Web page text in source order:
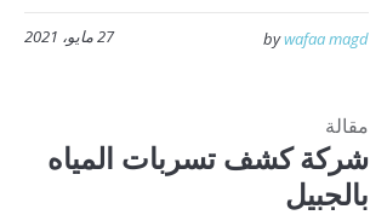
27 مايو، 2021 bywafaa magd
مقالة
شركة كشف تسربات المياه
بالجبيل